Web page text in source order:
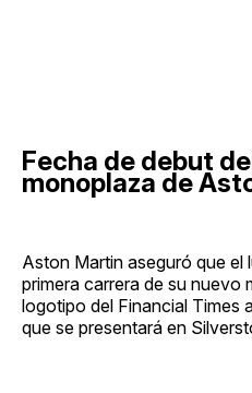
Fecha de debut
monoplaza de
Aston Martin aseguró que el
primera carrera de su nuevo
logotipo del Financial Times
que se presentará en